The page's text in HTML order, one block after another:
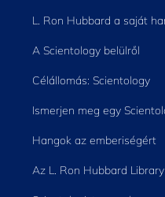
L. Ron Hubbard a saját
A Scientology belülről
Célállomás: Scientology
Ismerjen meg egy
Hangok az emberiségért
Az L. Ron Hubbard